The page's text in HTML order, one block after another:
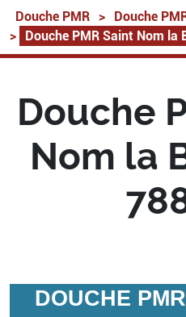
Douche PMR > Douche
>
Douche PMR Saint Nom la
Douche
Nom la
DOUCHE